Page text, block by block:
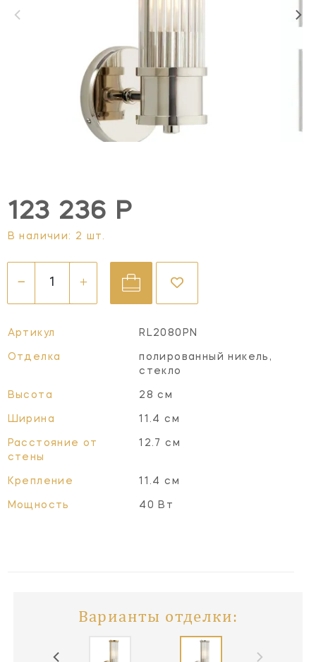
123 236 Р
В наличии: 2 шт.
Артикул RL2080PN
Отделка
полированный никель,
стекло
Высота 28 см
Ширина 11.4 см
Расстояние от
стены
12.7 см
Крепление 11.4 см
Мощность 40 Вт
Варианты отделки: